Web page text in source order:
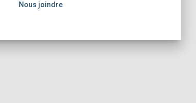
Nous joindre